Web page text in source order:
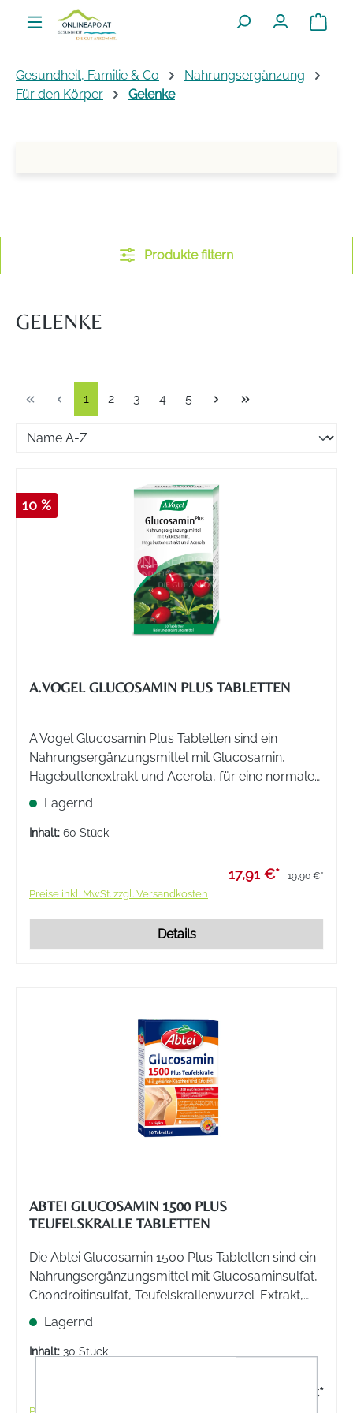
Zum Hauptinhalt springen
Gesundheit, Familie & Co
Nahrungsergänzung
Für den Körper
Gelenke
Produkte filtern
GELENKE
Seite
1 Seite
2 Seite
3 Seite
4 Seite
5
10 %
A.VOGEL GLUCOSAMIN PLUS TABLETTEN
A.Vogel Glucosamin Plus Tabletten sind ein
Nahrungsergänzungsmittel mit Glucosamin,
Hagebuttenextrakt und Acerola, für eine normale
Knorpelfunktion, Kollagenbildung und Produktion
von Gelenksflüssigkeit. Für mehr Beweglichkeit bis
ins hohe Alter.
Lagernd
Inhalt: 60 Stück
17,91 €* 19,90 €*
Preise inkl. MwSt. zzgl. Versandkosten
Details
ABTEI GLUCOSAMIN 1500 PLUS
TEUFELSKRALLE TABLETTEN
Die Abtei Glucosamin 1500 Plus Tabletten sind ein
Nahrungsergänzungsmittel mit Glucosaminsulfat,
Chondroitinsulfat, Teufelskrallenwurzel-Extrakt,
Vitaminen und Spurenelementen.
Lagernd
Inhalt: 30 Stück
12,99 €*